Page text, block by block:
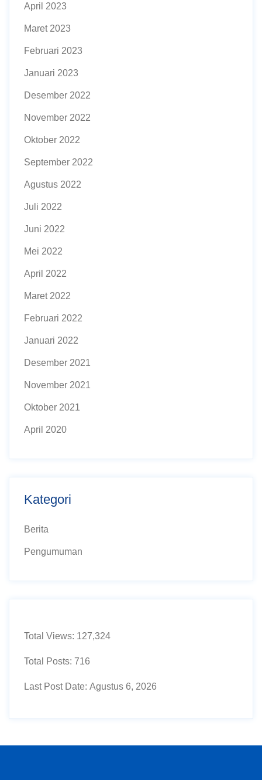
April 2023
Maret 2023
Februari 2023
Januari 2023
Desember 2022
November 2022
Oktober 2022
September 2022
Agustus 2022
Juli 2022
Juni 2022
Mei 2022
April 2022
Maret 2022
Februari 2022
Januari 2022
Desember 2021
November 2021
Oktober 2021
April 2020
Kategori
Berita
Pengumuman
Total Views: 127,324
Total Posts: 716
Last Post Date: Agustus 6, 2026